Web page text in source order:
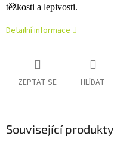
těžkosti a lepivosti.
Detailní informace
ZEPTAT SE HLÍDAT
Související produkty